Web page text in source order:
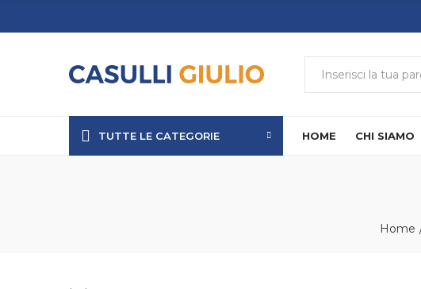
TUTTE LE CATEGORIE HOME CHI SIAMO
Home